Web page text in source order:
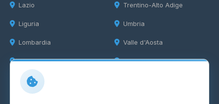
Lazio
Liguria
Lombardia
Marche
Trentino-Alto Adige
Umbria
Valle d'Aosta
Veneto
Info